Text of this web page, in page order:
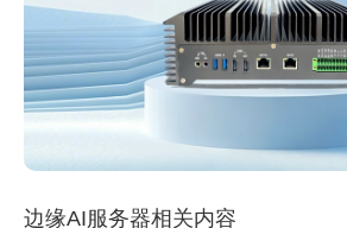
边缘AI服务器相关内容